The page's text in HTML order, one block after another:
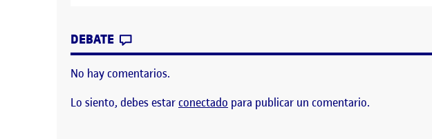
DEBATE
No hay comentarios.
Lo siento, debes estarconectado para publicar un comentario.